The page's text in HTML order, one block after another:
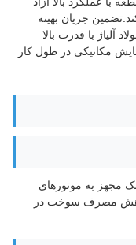
جریان بهینه
آلیاژ با قدرت بالا
مکانیکی در طول کار
مجهز به موتورهای
و کاهش مصرف سوخت در